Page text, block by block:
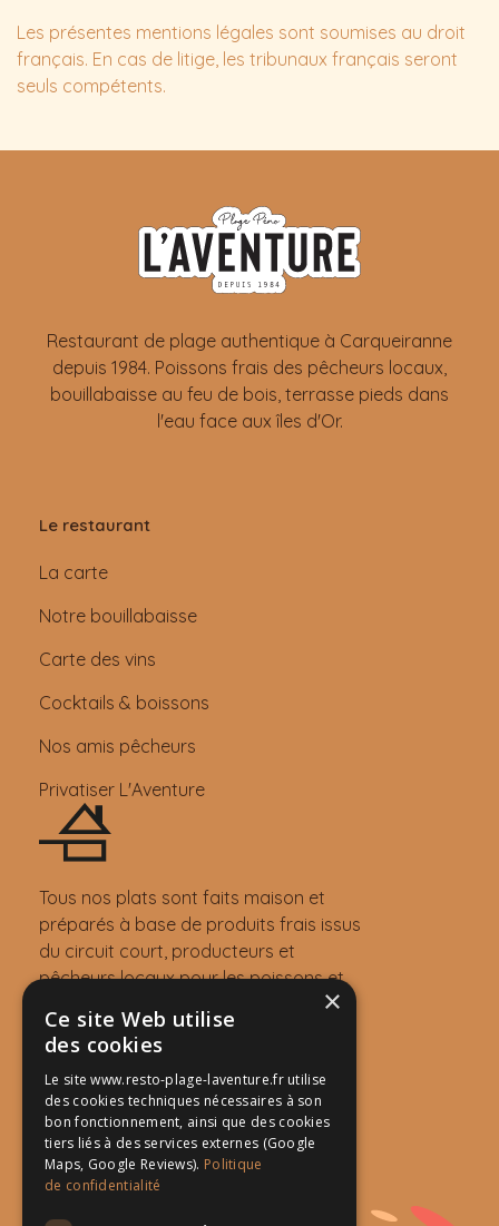
Les présentes mentions légales sont soumises au droit
français. En cas de litige, les tribunaux français seront
seuls compétents.
Restaurant de plage authentique à Carqueiranne
depuis 1984. Poissons frais des pêcheurs locaux,
bouillabaisse au feu de bois, terrasse pieds dans
l'eau face aux îles d'Or.
Le restaurant
La carte
Notre bouillabaisse
Carte des vins
Cocktails & boissons
Nos amis pêcheurs
Privatiser L'Aventure
Tous nos plats sont faits maison et
préparés à base de produits frais issus
du circuit court, producteurs et
pêcheurs locaux pour les poissons et
Nous trouver
Plage Péno
Promenade Marius Coubomb
83320 Carqueiranne
Tél. :06 11 32 39 21
Ouvert 7j/7
×
Ce site Web utilise
des cookies
Le site www.resto-plage-laventure.fr utilise
des cookies techniques nécessaires à son
bon fonctionnement, ainsi que des cookies
tiers liés à des services externes (Google
Maps, Google Reviews). Politique
de confidentialité